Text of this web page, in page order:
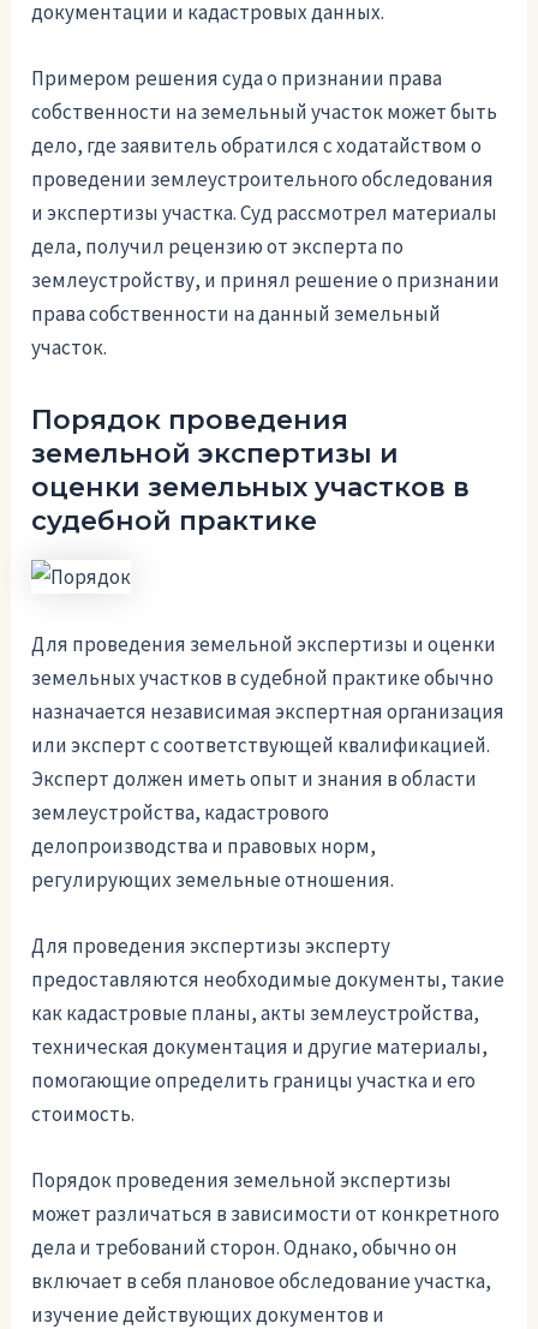
документации и кадастровых данных.
Примером решения суда о признании права
собственности на земельный участок может быть
дело, где заявитель обратился с ходатайством о
проведении землеустроительного обследования
и экспертизы участка. Суд рассмотрел материалы
дела, получил рецензию от эксперта по
землеустройству, и принял решение о признании
права собственности на данный земельный
участок.
Порядок проведения
земельной экспертизы и
оценки земельных участков в
судебной практике
Для проведения земельной экспертизы и оценки
земельных участков в судебной практике обычно
назначается независимая экспертная организация
или эксперт с соответствующей квалификацией.
Эксперт должен иметь опыт и знания в области
землеустройства, кадастрового
делопроизводства и правовых норм,
регулирующих земельные отношения.
Для проведения экспертизы эксперту
предоставляются необходимые документы, такие
как кадастровые планы, акты землеустройства,
техническая документация и другие материалы,
помогающие определить границы участка и его
стоимость.
Порядок проведения земельной экспертизы
может различаться в зависимости от конкретного
дела и требований сторон. Однако, обычно он
включает в себя плановое обследование участка,
изучение действующих документов и